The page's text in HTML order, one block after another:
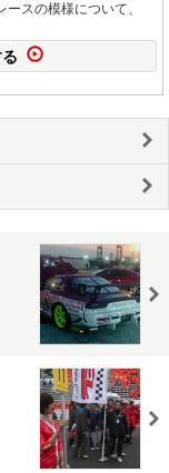
スの模様について、